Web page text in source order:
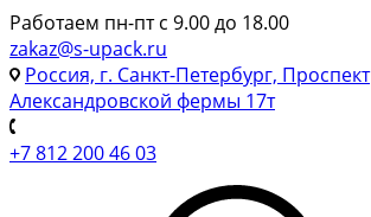
Работаем пн-пт с 9.00 до 18.00
zakaz@s-upack.ru
Россия, г. Санкт-Петербург, Проспект
Александровской фермы 17т
+7 812 200 46 03